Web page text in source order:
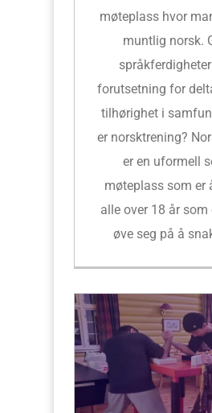
møteplass hvor
muntlig norsk.
forutsetning for
tilhørighet i
er norsktrening?
er en uformell
møteplass som er
alle over 18 år som
øve seg på å